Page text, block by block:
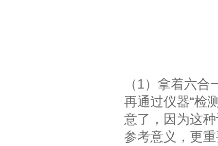
（1）拿着六
再通过仪器“检
意了，因为这
参考意义，更